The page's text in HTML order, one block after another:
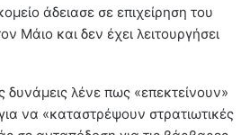
άδειασε σε επιχείρηση του
Μάιο και δεν έχει λειτουργήσει
δυνάμεις λένε πως «επεκτείνουν»
για να «καταστρέψουν στρατιωτικές